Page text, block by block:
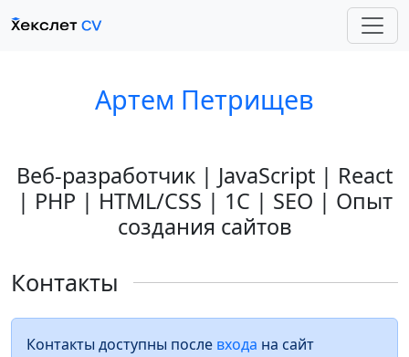
Артем Петрищев
Веб-разработчик | JavaScript | React
| PHP | HTML/CSS | 1C | SEO | Опыт
создания сайтов
Контакты
Контакты доступны после входа на сайт